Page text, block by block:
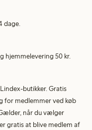
dage.
hjemmelevering 50 kr.
butikker. Gratis
for medlemmer ved køb
når du vælger
gratis at blive medlem af